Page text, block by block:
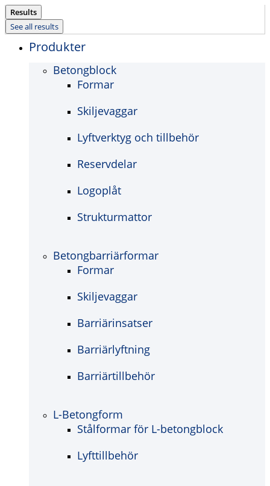
Results
See all results
Produkter
Betongblock
Formar
Skiljevaggar
Lyftverktyg och tillbehör
Reservdelar
Logoplåt
Strukturmattor
Betongbarriärformar
Formar
Skiljevaggar
Barriärinsatser
Barriärlyftning
Barriärtillbehör
L-Betongform
Stålformar för L-betongblock
Lyfttillbehör